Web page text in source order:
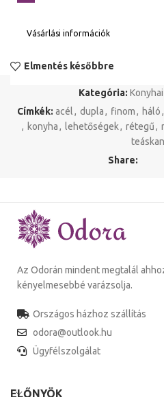
Vásárlási információk
Elmentés későbbre
Kategória:
Címkék: acél, dupla, finom, háló,
, konyha, lehetőségek, rétegű,
Share:
Az Odorán mindent megtalál
kényelmesebbé varázsolja.
Országos házhoz szállítás
odora@outlook.hu
Ügyfélszolgálat
ELŐNYÖK